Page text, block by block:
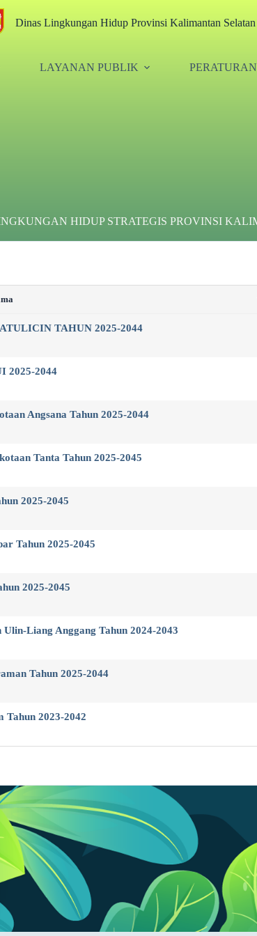
Dinas Lingkungan Hidup Provinsi Kalimantan Selatan
LAYANAN PUBLIK PERATURAN
HIDUP STRATEGIS PROVINSI
TAHUN 2025-2044
2025-2044
Angsana Tahun 2025-2044
Tanta Tahun 2025-2045
2025-2045
Tahun 2025-2045
2025-2045
Liang Anggang Tahun 2024-2043
Tahun 2025-2044
Tahun 2023-2042